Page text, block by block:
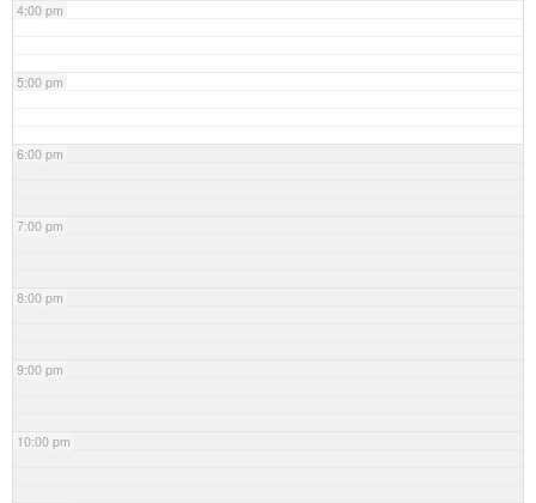
4:00 pm
5:00 pm
6:00 pm
7:00 pm
8:00 pm
9:00 pm
10:00 pm